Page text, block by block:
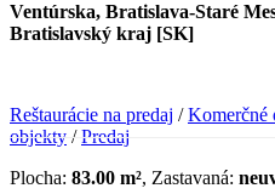
Ventúrska, Bratislava-Staré
Bratislavský kraj [SK]
Reštaurácie na predaj /Komerčné
objekty /Predaj
Plocha: 83.00 m², Zastavaná: